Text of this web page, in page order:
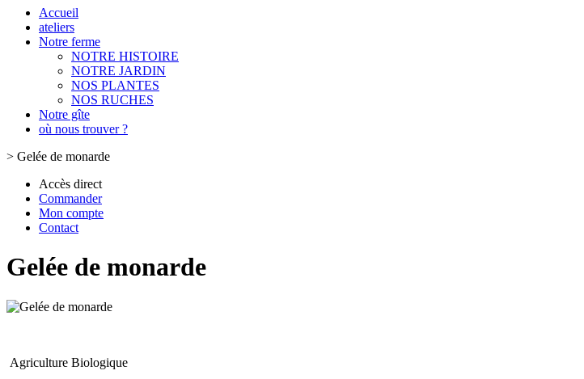
Accueil
ateliers
Notre ferme
NOTRE HISTOIRE
NOTRE JARDIN
NOS PLANTES
NOS RUCHES
Notre gîte
où nous trouver ?
> Gelée de monarde
Accès direct
Commander
Mon compte
Contact
Gelée de monarde
Agriculture Biologique